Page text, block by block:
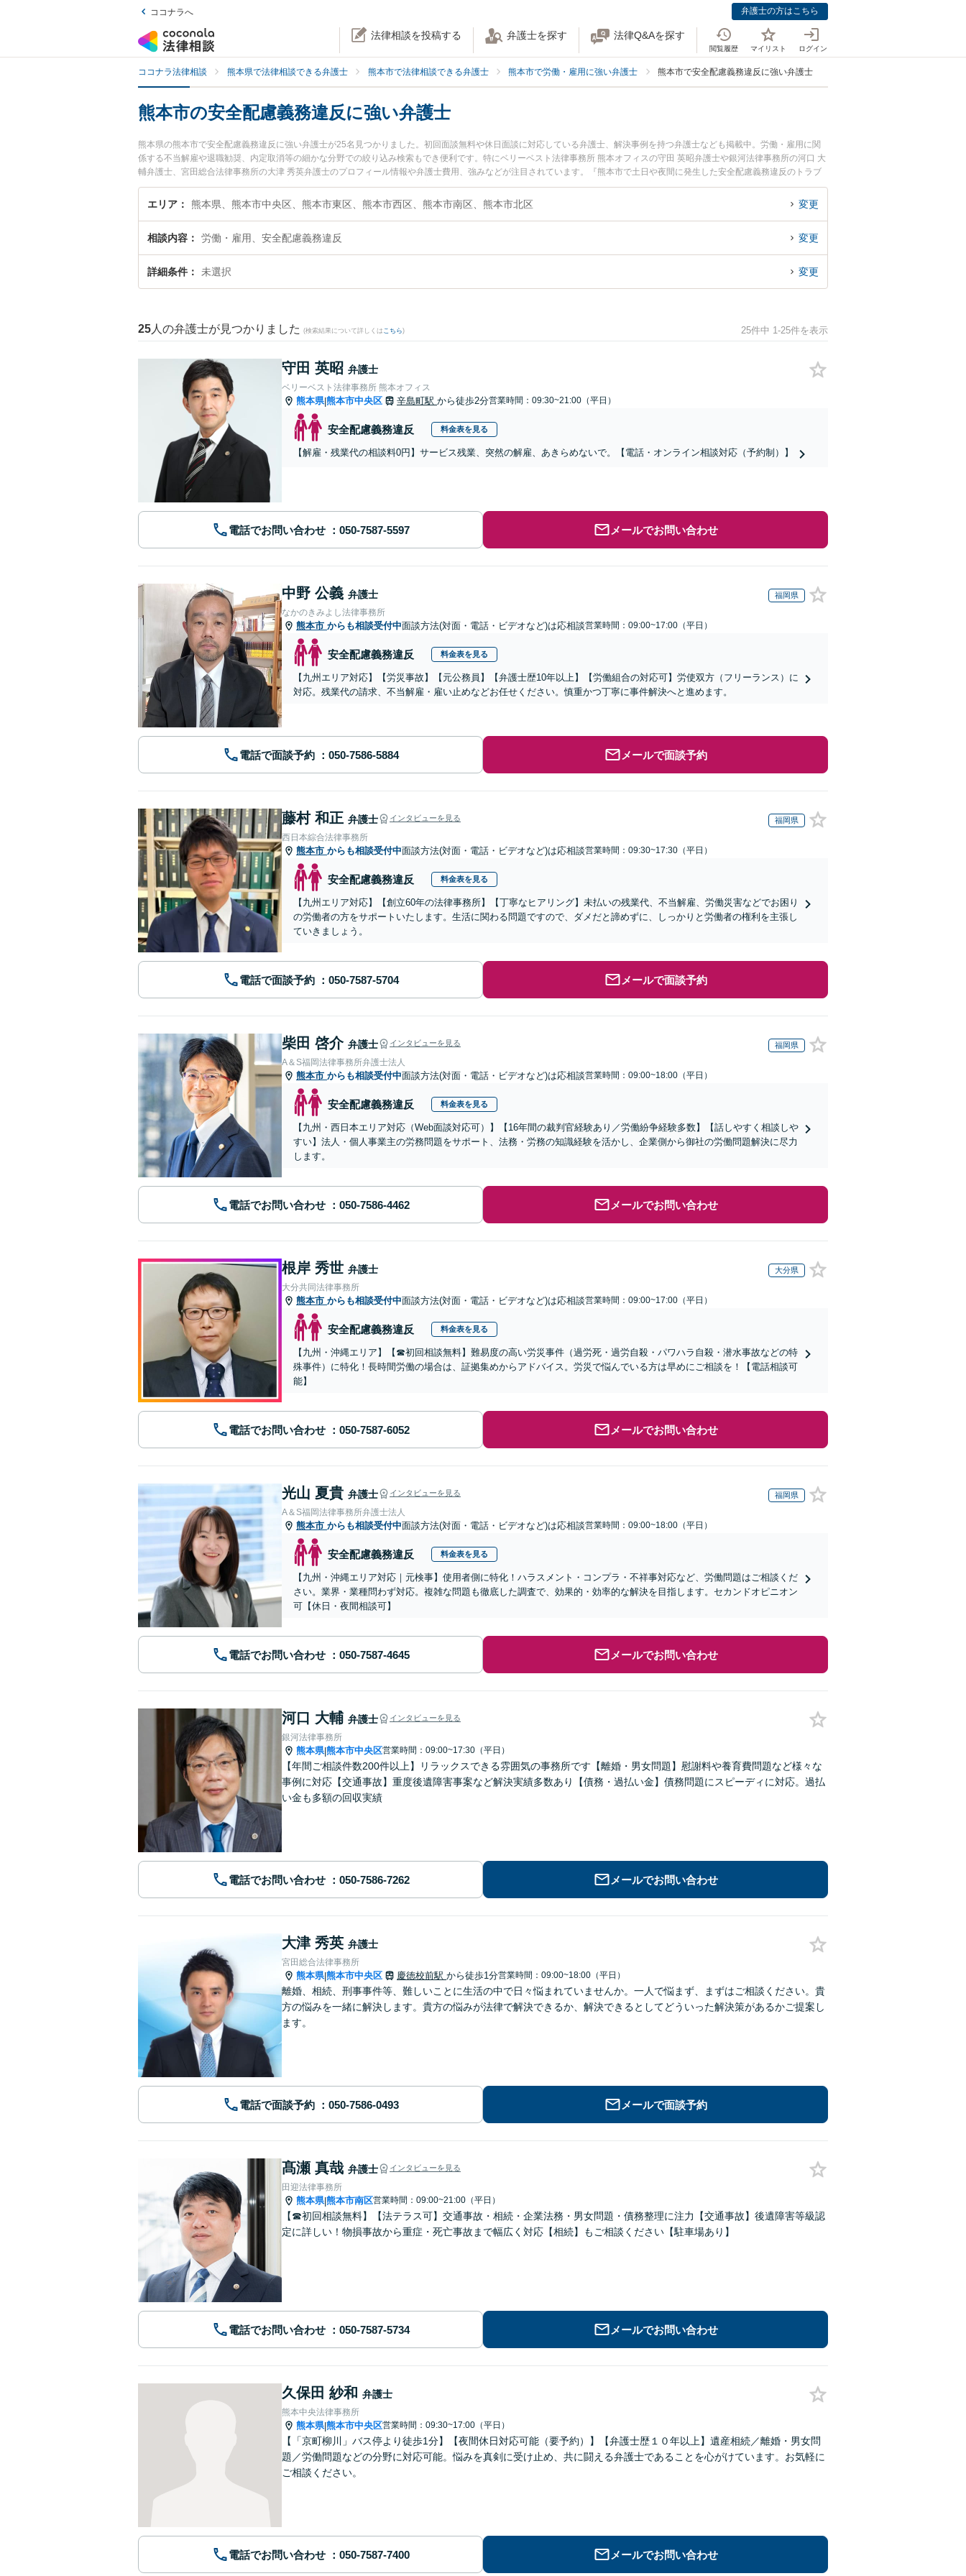
ココナラへ 弁護士の方はこちら
法律相談を投稿する 弁護士を探す 法律Q&Aを探す
閲覧履歴 マイリスト ログイン
ココナラ法律相談 熊本県で法律相談できる弁護士 熊本市で法律相談できる弁護士 熊本市で労働・雇用に強い弁護士 熊本市で安全配慮義務違反に強い弁護士
熊本市の安全配慮義務違反に強い弁護士
熊本県の熊本市で安全配慮義務違反に強い弁護士が25名見つかりました。初回面談無料や休日面談に対応している弁護士、解決事例を持つ弁護士なども掲載中。労働・雇用に関
係する不当解雇や退職勧奨、内定取消等の細かな分野での絞り込み検索もでき便利です。特にベリーベスト法律事務所 熊本オフィスの守田 英昭弁護士や銀河法律事務所の河口 大
輔弁護士、宮田総合法律事務所の大津 秀英弁護士のプロフィール情報や弁護士費用、強みなどが注目されています。『熊本市で土日や夜間に発生した安全配慮義務違反のトラブ
ルを今すぐに弁護士に相談したい』『安全配慮義務違反のトラブル解決の実績豊富な近くの弁護士を検索したい』『初回相談無料で安全配慮義務違反を法律相談できる熊本市内の
弁護士に相談予約したい』などでお困りの相談者さんにおすすめです。
エリア 熊本県、熊本市中央区、熊本市東区、熊本市西区、熊本市南区、熊本市北区 変更
相談内容 労働・雇用、安全配慮義務違反 変更
詳細条件 未選択 変更
25 人の弁護士が見つかりました (検索結果について詳しくは こちら) 25件中 1-25件を表示
守田 英昭 弁護士
ベリーベスト法律事務所 熊本オフィス
熊本県|熊本市中央区 辛島町駅 から徒歩2分営業時間：09:30~21:00（平日）
安全配慮義務違反 料金表を見る
【解雇・残業代の相談料0円】サービス残業、突然の解雇、あきらめないで。【電話・オンライン相談対応（予約制）】
電話でお問い合わせ メールでお問い合わせ
中野 公義 弁護士 福岡県
なかのきみよし法律事務所
熊本市 からも相談受付中面談方法(対面・電話・ビデオなど)は応相談営業時間：09:00~17:00（平日）
安全配慮義務違反 料金表を見る
【九州エリア対応】【労災事故】【元公務員】【弁護士歴10年以上】【労働組合の対応可】労使双方（フリーランス）に
対応。残業代の請求、不当解雇・雇い止めなどお任せください。慎重かつ丁寧に事件解決へと進めます。
電話で面談予約 メールで面談予約
藤村 和正 弁護士 インタビューを見る 福岡県
西日本綜合法律事務所
熊本市 からも相談受付中面談方法(対面・電話・ビデオなど)は応相談営業時間：09:30~17:30（平日）
安全配慮義務違反 料金表を見る
【九州エリア対応】【創立60年の法律事務所】【丁寧なヒアリング】未払いの残業代、不当解雇、労働災害などでお困り
の労働者の方をサポートいたします。生活に関わる問題ですので、ダメだと諦めずに、しっかりと労働者の権利を主張し
ていきましょう。
電話で面談予約 メールで面談予約
柴田 啓介 弁護士 インタビューを見る 福岡県
A＆S福岡法律事務所弁護士法人
熊本市 からも相談受付中面談方法(対面・電話・ビデオなど)は応相談営業時間：09:00~18:00（平日）
安全配慮義務違反 料金表を見る
【九州・西日本エリア対応（Web面談対応可）】【16年間の裁判官経験あり／労働紛争経験多数】【話しやすく相談しや
すい】法人・個人事業主の労務問題をサポート、法務・労務の知識経験を活かし、企業側から御社の労働問題解決に尽力
します。
電話でお問い合わせ メールでお問い合わせ
根岸 秀世 弁護士 大分県
大分共同法律事務所
熊本市 からも相談受付中面談方法(対面・電話・ビデオなど)は応相談営業時間：09:00~17:00（平日）
安全配慮義務違反 料金表を見る
【九州・沖縄エリア】【☎︎初回相談無料】難易度の高い労災事件（過労死・過労自殺・パワハラ自殺・潜水事故などの特
殊事件）に特化！長時間労働の場合は、証拠集めからアドバイス。労災で悩んでいる方は早めにご相談を！【電話相談可
能】
電話でお問い合わせ メールでお問い合わせ
光山 夏貴 弁護士 インタビューを見る 福岡県
A＆S福岡法律事務所弁護士法人
熊本市 からも相談受付中面談方法(対面・電話・ビデオなど)は応相談営業時間：09:00~18:00（平日）
安全配慮義務違反 料金表を見る
【九州・沖縄エリア対応｜元検事】使用者側に特化！ハラスメント・コンプラ・不祥事対応など、労働問題はご相談くだ
さい。業界・業種問わず対応。複雑な問題も徹底した調査で、効果的・効率的な解決を目指します。セカンドオピニオン
可【休日・夜間相談可】
電話でお問い合わせ メールでお問い合わせ
河口 大輔 弁護士 インタビューを見る
銀河法律事務所
熊本県|熊本市中央区営業時間：09:00~17:30（平日）
【年間ご相談件数200件以上】リラックスできる雰囲気の事務所です【離婚・男女問題】慰謝料や養育費問題など様々な
事例に対応【交通事故】重度後遺障害事案など解決実績多数あり【債務・過払い金】債務問題にスピーディに対応。過払
い金も多額の回収実績
電話でお問い合わせ メールでお問い合わせ
大津 秀英 弁護士
宮田総合法律事務所
熊本県|熊本市中央区 慶徳校前駅 から徒歩1分営業時間：09:00~18:00（平日）
離婚、相続、刑事事件等、難しいことに生活の中で日々悩まれていませんか。一人で悩まず、まずはご相談ください。貴
方の悩みを一緒に解決します。貴方の悩みが法律で解決できるか、解決できるとしてどういった解決策があるかご提案し
ます。
電話で面談予約 メールで面談予約
髙瀬 真哉 弁護士 インタビューを見る
田迎法律事務所
熊本県|熊本市南区営業時間：09:00~21:00（平日）
【☎︎初回相談無料】【法テラス可】交通事故・相続・企業法務・男女問題・債務整理に注力【交通事故】後遺障害等級認
定に詳しい！物損事故から重症・死亡事故まで幅広く対応【相続】もご相談ください【駐車場あり】
電話でお問い合わせ メールでお問い合わせ
久保田 紗和 弁護士
熊本中央法律事務所
熊本県|熊本市中央区営業時間：09:30~17:00（平日）
【「京町柳川」バス停より徒歩1分】【夜間休日対応可能（要予約）】【弁護士歴１０年以上】遺産相続／離婚・男女問
題／労働問題などの分野に対応可能。悩みを真剣に受け止め、共に闘える弁護士であることを心がけています。お気軽に
ご相談ください。
電話でお問い合わせ メールでお問い合わせ